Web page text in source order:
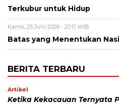
Terkubur untuk Hidup
Kamis, 25 Juni 2026 - 20:11 WIB
Batas yang Menentukan
BERITA TERBARU
Artikel
Ketika Kekacauan Ternyata